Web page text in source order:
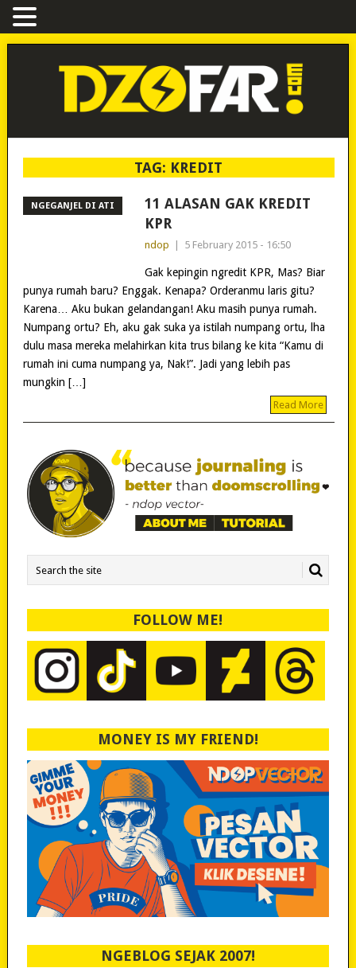
TAG: KREDIT
NGEGANJEL DI ATI
11 ALASAN GAK KREDIT
KPR
ndop 5 February 2015 - 16:50
Gak kepingin ngredit KPR, Mas? Biar
punya rumah baru? Enggak. Kenapa? Orderanmu laris gitu?
Karena… Aku bukan gelandangan! Aku masih punya rumah.
Numpang ortu? Eh, aku gak suka ya istilah numpang ortu, lha
dulu masa mereka melahirkan kita trus bilang ke kita “Kamu di
rumah ini cuma numpang ya, Nak!”. Jadi yang lebih pas
mungkin […]
Read More
FOLLOW ME!
MONEY IS MY FRIEND!
NGEBLOG SEJAK 2007!